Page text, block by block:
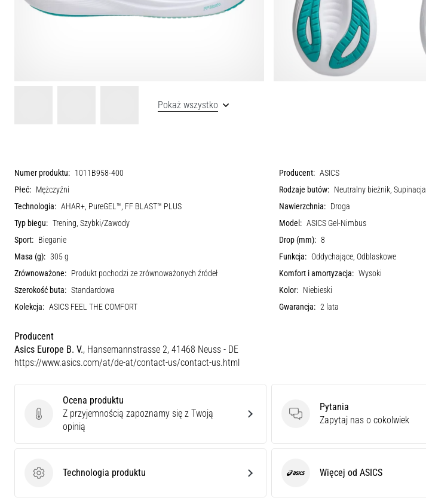
Pokaż wszystko
Numer produktu: 1011B958-400 Producent: ASICS
Płeć: Mężczyźni Rodzaje butów: Neutralny bieżnik, Supinacja
Technologia: AHAR+, PureGEL™, FF BLAST™ PLUS Nawierzchnia: Droga
Typ biegu: Trening, Szybki/Zawody Model: ASICS Gel-Nimbus
Sport: Bieganie Drop (mm): 8
Masa (g): 305 g Funkcja: Oddychające, Odblaskowe
Zrównoważone: Produkt pochodzi ze zrównoważonych źródeł Komfort i amortyzacja: Wysoki
Szerokość buta: Standardowa Kolor: Niebieski
Kolekcja: ASICS FEEL THE COMFORT Gwarancja: 2 lata
Producent
Asics Europe B. V., Hansemannstrasse 2, 41468 Neuss - DE
https://www.asics.com/at/de-at/contact-us/contact-us.html
Ocena produktu
Ocena produktu
Z przyjemnością zapoznamy się z Twoją
opinią
Pytania
Pytania
Zapytaj nas o cokolwiek
Technologia produktu
Technologia produktu ASICS Więcej od ASICS